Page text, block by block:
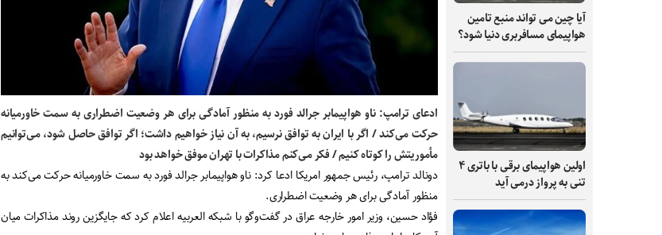
آیا چین می تواند منبع تامین
هواپیمای مسافربری دنیا شود؟
اولین هواپیمای برقی با باتری ۴
تنی به پرواز درمی آید
ادعای ترامپ: ناو هواپیمابر جرالد فورد به منظور آمادگی برای هر وضعیت اضطراری به سمت خاورمیانه
حرکت می‌کند / اگر با ایران به توافق نرسیم، به آن نیاز خواهیم داشت؛ اگر توافق حاصل شود، می‌توانیم
مأموریتش را کوتاه کنیم / فکر می‌کنم مذاکرات با تهران موفق خواهد بود
دونالد ترامپ، رئیس جمهور امریکا ادعا کرد: ناو هواپیمابر جرالد فورد به سمت خاورمیانه حرکت می‌کند به
منظور آمادگی برای هر وضعیت اضطراری.
فؤاد حسین، وزیر امور خارجه عراق در گفت‌وگو با شبکه العربیه اعلام کرد که جایگزین روند مذاکرات میان